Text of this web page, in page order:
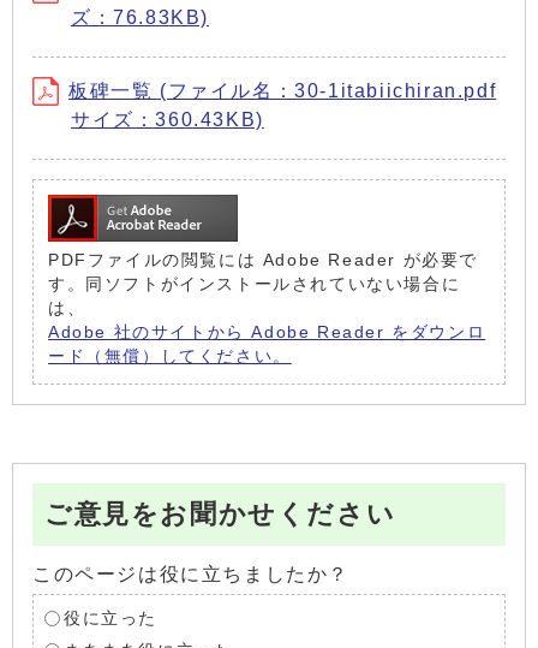
ズ：76.83KB)
板碑一覧 (ファイル名：30-1itabiichiran.pdf
サイズ：360.43KB)
PDFファイルの閲覧には Adobe Reader が必要で
す。同ソフトがインストールされていない場合に
は、
Adobe 社のサイトから Adobe Reader をダウンロ
ード（無償）してください。
ご意見をお聞かせください
このページは役に立ちましたか？
役に立った